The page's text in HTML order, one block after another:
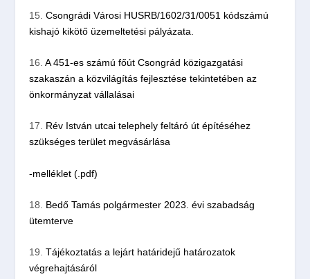
15.Csongrádi Városi HUSRB/1602/31/0051 kódszámú
kishajó kikötő üzemeltetési pályázata.
16. A 451-es számú főút Csongrád közigazgatási
szakaszán a közvilágítás fejlesztése tekintetében az
önkormányzat vállalásai
17. Rév István utcai telephely feltáró út építéséhez
szükséges terület megvásárlása
-melléklet (.pdf)
18. Bedő Tamás polgármester 2023. évi szabadság
ütemterve
19.Tájékoztatás a lejárt határidejű határozatok
végrehajtásáról